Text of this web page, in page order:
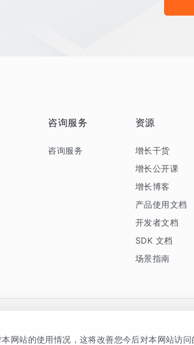
咨询服务
咨询服务
资源
增长干货
增长公开课
增长博客
产品使用文档
开发者文档
SDK 文档
场景指南
网站的使用情况，这将改善您今后对本网站访